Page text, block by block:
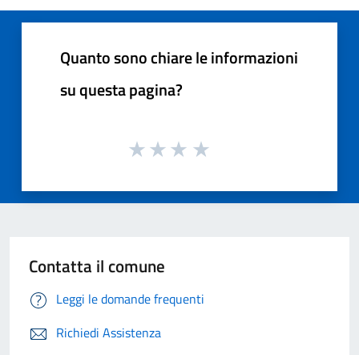
Quanto sono chiare le informazioni
su questa pagina?
Contatta il comune
Leggi le domande frequenti
Richiedi Assistenza